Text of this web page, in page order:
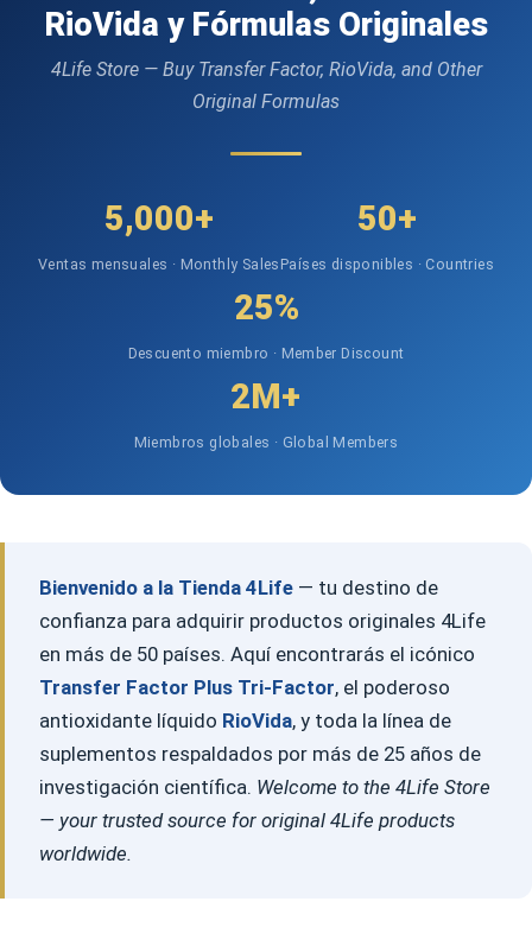
RioVida y Fórmulas Originales
4Life Store — Buy Transfer Factor, RioVida, and Other
Original Formulas
5,000+
Ventas mensuales · Monthly Sales
50+
Países disponibles · Countries
25%
Descuento miembro · Member Discount
2M+
Miembros globales · Global Members
Bienvenido a la Tienda 4Life— tu destino de
confianza para adquirir productos originales 4Life
en más de 50 países. Aquí encontrarás el icónico
Transfer Factor Plus Tri-Factor, el poderoso
antioxidante líquido RioVida, y toda la línea de
suplementos respaldados por más de 25 años de
investigación científica. Welcome to the 4Life Store
— your trusted source for original 4Life products
worldwide.